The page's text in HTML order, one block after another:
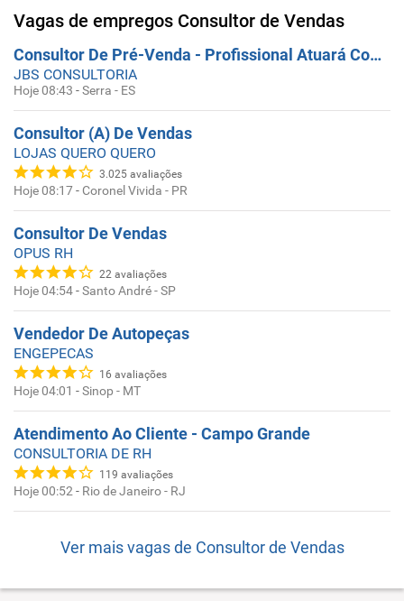
Vagas de empregos Consultor de Vendas
Consultor De Pré-Venda - Profissional Atuará Com Pré Vendedor (A) E Suporte Comercial
JBS CONSULTORIA
Hoje 08:43 -Serra - ES
Consultor (A) De Vendas
LOJAS QUERO QUERO
3.025 avaliações
Hoje 08:17- Coronel Vivida - PR
Consultor De Vendas
OPUS RH
22 avaliações
Hoje 04:54-Santo André - SP
Vendedor De Autopeças
ENGEPECAS
16 avaliações
Hoje 04:01 -Sinop - MT
Atendimento Ao Cliente - Campo Grande
CONSULTORIA DE RH
119 avaliações
Hoje 00:52- Rio de Janeiro - RJ
Ver mais vagas de Consultor de Vendas